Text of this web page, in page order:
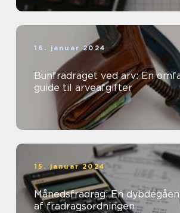
16. januar 2024
Bunfradraget ved arv: En
guide til arveafgifter
15. januar 2024
Månedsfradrag: En
af fradragsordningen